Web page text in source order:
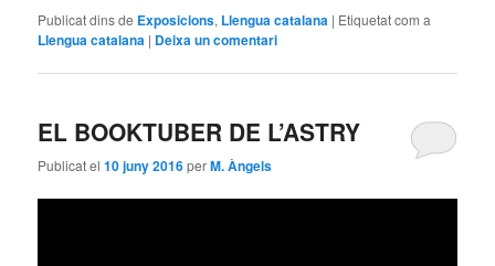
Publicat dins de Exposicions, Llengua catalana | Etiquetat com a
Llengua catalana | Deixa un comentari
EL BOOKTUBER DE L’ASTRY
Publicat el10 juny 2016perM. Àngels